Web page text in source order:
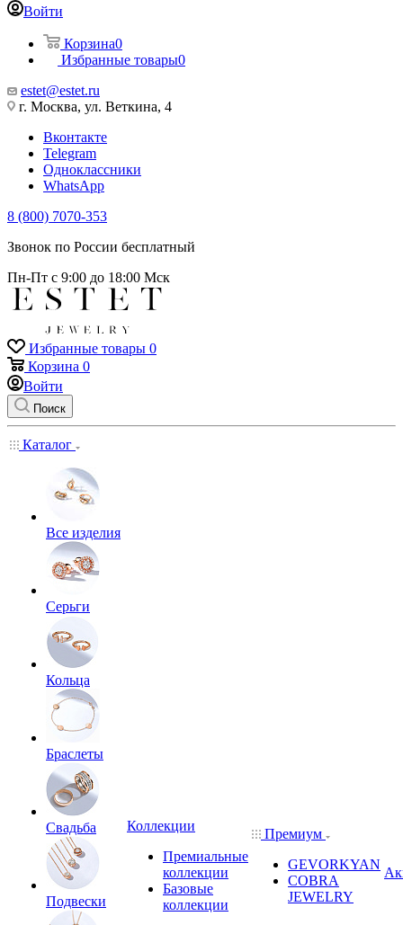
Войти
Корзина0
Избранные товары0
estet@estet.ru
г. Москва, ул. Веткина, 4
Вконтакте
Telegram
Одноклассники
WhatsApp
8 (800) 7070-353
Звонок по России бесплатный
Пн-Пт с 9:00 до 18:00 Мск
Избранные товары 0
Корзина 0
Войти
Поиск
Каталог
Все изделия
Серьги
Кольца
Браслеты
Свадьба
Подвески
Коллекции
Премиальные
коллекции
Базовые
коллекции
Премиум
GEVORKYAN
COBRA
JEWELRY